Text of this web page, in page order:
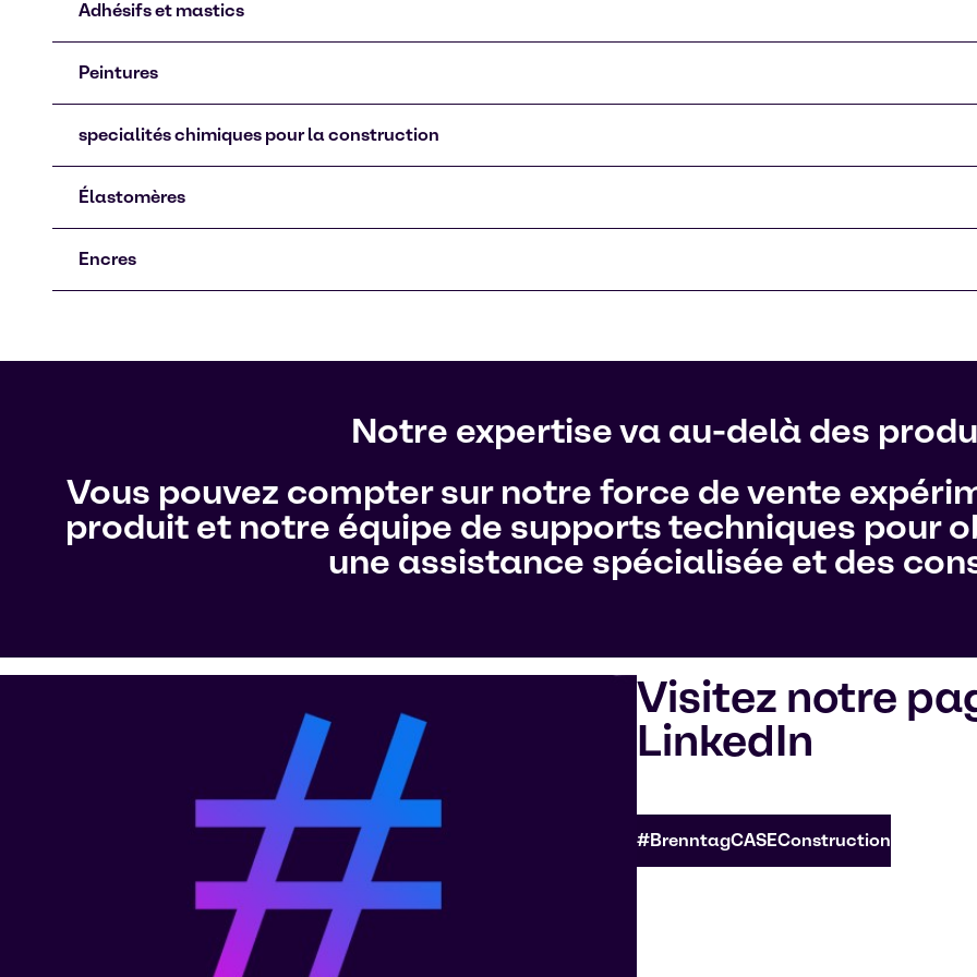
Adhésifs et mastics
Peintures
specialités chimiques pour la construction
Élastomères
Encres
Notre expertise va au-delà des
Vous pouvez compter sur notre force de vente
produit et notre équipe de supports techniques pour
une assistance spécialisée et des
Visitez notre
LinkedIn
#BrenntagCASEConstruction